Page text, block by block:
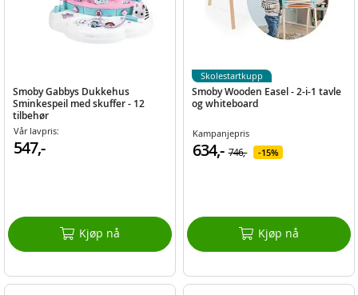
Smoby Gabbys Dukkehus
Sminkespeil med skuffer - 12
tilbehør
Vår lavpris:
547,-
Kjøp nå
Smoby Wooden Easel - 2-i-1 tavle
og whiteboard
Kampanjepris
634,- 746,- 15%
Kjøp nå
Skolestartkupp